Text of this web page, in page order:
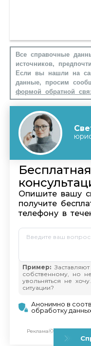
Все справочные
источников,
Если вы нашли на
данные, просим
формой обратной